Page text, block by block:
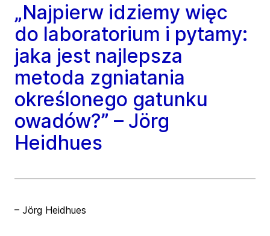
„Najpierw idziemy więc
do laboratorium i pytamy:
jaka jest najlepsza
metoda zgniatania
określonego gatunku
owadów?” – Jörg
Heidhues
– Jörg Heidhues